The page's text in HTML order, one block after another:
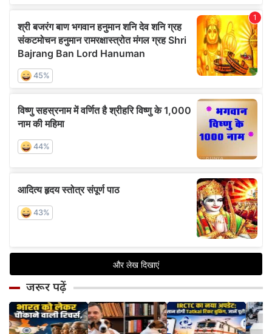
जरूर पढ़ें